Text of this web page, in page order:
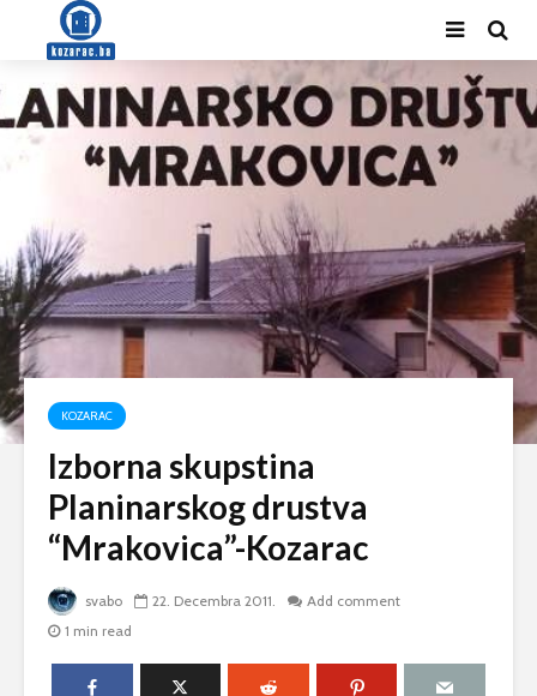
KOZARAC
Izborna skupstina
Planinarskog drustva
“Mrakovica”-Kozarac
svabo 22. Decembra 2011.
Add comment
1 min read